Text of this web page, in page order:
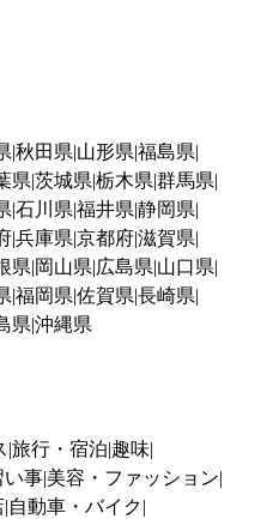
秋田県 山形県 福島県
県 茨城県 栃木県 群馬県
石川県 福井県 静岡県
兵庫県 京都府滋賀県
県 岡山県 広島県 山口県
福岡県 佐賀県 長崎県
県 沖縄県
旅行・宿泊 趣味
い事 美容・ファッション
自動車・バイク